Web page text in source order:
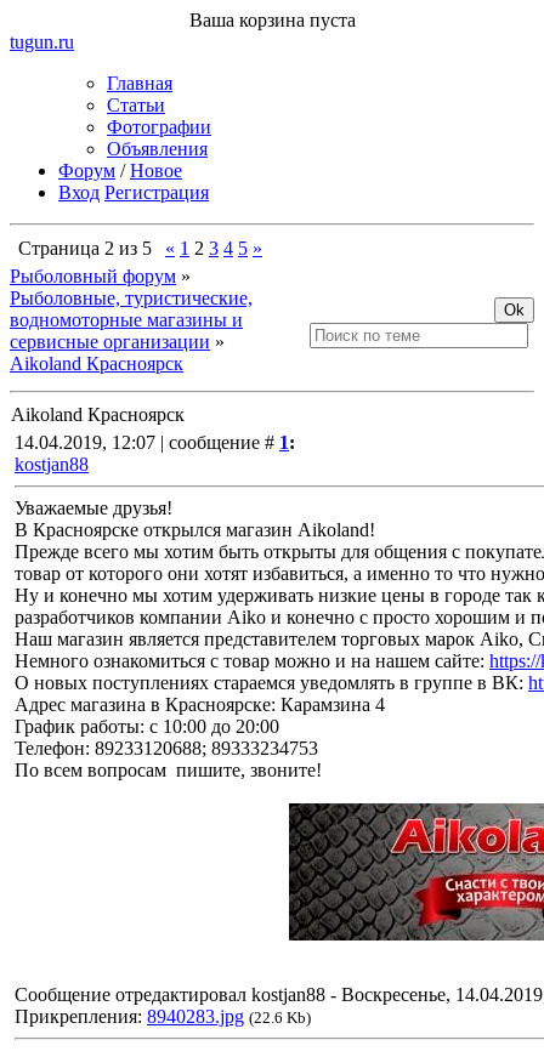
Ваша корзина пуста
tugun.ru
Главная
Статьи
Фотографии
Объявления
Форум /Новое
Вход Регистрация
Страница 2 из 5 « 1 2 3 4 5 »
Рыболовный форум »
Рыболовные, туристические,
водномоторные магазины и
сервисные организации »
Aikoland Красноярск
Aikoland Красноярск
14.04.2019, 12:07 | сообщение # 1:
kostjan88
Уважаемые друзья!
В Красноярске открылся магазин Aikoland!
Прежде всего мы хотим быть открыты для общения с
товар от которого они хотят избавиться, а именно то что
Ну и конечно мы хотим удерживать низкие цены в городе так
разработчиков компании Aiko и конечно с просто хорошим и
Наш магазин является представителем торговых марок Aiko,
Немного ознакомиться с товар можно и на нашем сайте:
О новых поступлениях стараемся уведомлять в группе в ВК:
Адрес магазина в Красноярске: Карамзина 4
График работы: с 10:00 до 20:00
Телефон: 89233120688; 89333234753
По всем вопросам пишите, звоните!
Сообщение отредактировал kostjan88 - Воскресенье,
Прикрепления: 8940283.jpg (22.6 Kb)